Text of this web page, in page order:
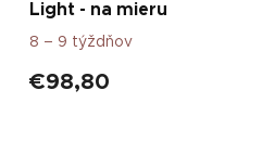
Light - na mieru
8 – 9 týždňov
€98,80